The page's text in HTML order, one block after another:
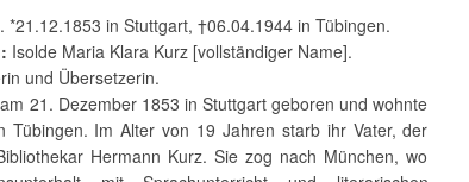
*21.12.1853 in Stuttgart, †06.04.1944 in Tübingen.
Isolde Maria Klara Kurz [vollständiger Name].
und Übersetzerin.
21. Dezember 1853 in Stuttgart geboren und wohnte
Tübingen. Im Alter von 19 Jahren starb ihr Vater, der
Hermann Kurz. Sie zog nach München, wo